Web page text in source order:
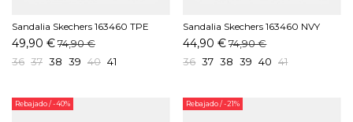
Sandalia Skechers 163460 TPE
Taupe
49,90 €74,90 €
36 37 38 39 40 41
Sandalia Skechers 163460 NVY
Marino
44,90 € 74,90 €
36 37 38 39 40 41
Rebajado/ -40% Rebajado/ -21%